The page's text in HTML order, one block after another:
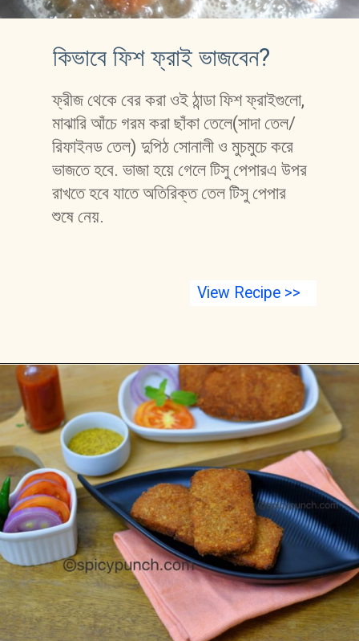
ফ্রীজ থেকে বের করা ওই ঠান্ডা ফিশ ফ্রাইগুলো,
মাঝারি আঁচে গরম করা ছাঁকা তেলে(সাদা তেল/
রিফাইনড তেল) দুপিঠ সোনালী ও মুচমুচে করে
ভাজতে হবে. ভাজা হয়ে গেলে টিসু পেপারএ উপর
রাখতে হবে যাতে অতিরিক্ত তেল টিসু পেপার
শুষে নেয়.
কিভাবে ফিশ ফ্রাই ভাজবেন?
View Recipe >>